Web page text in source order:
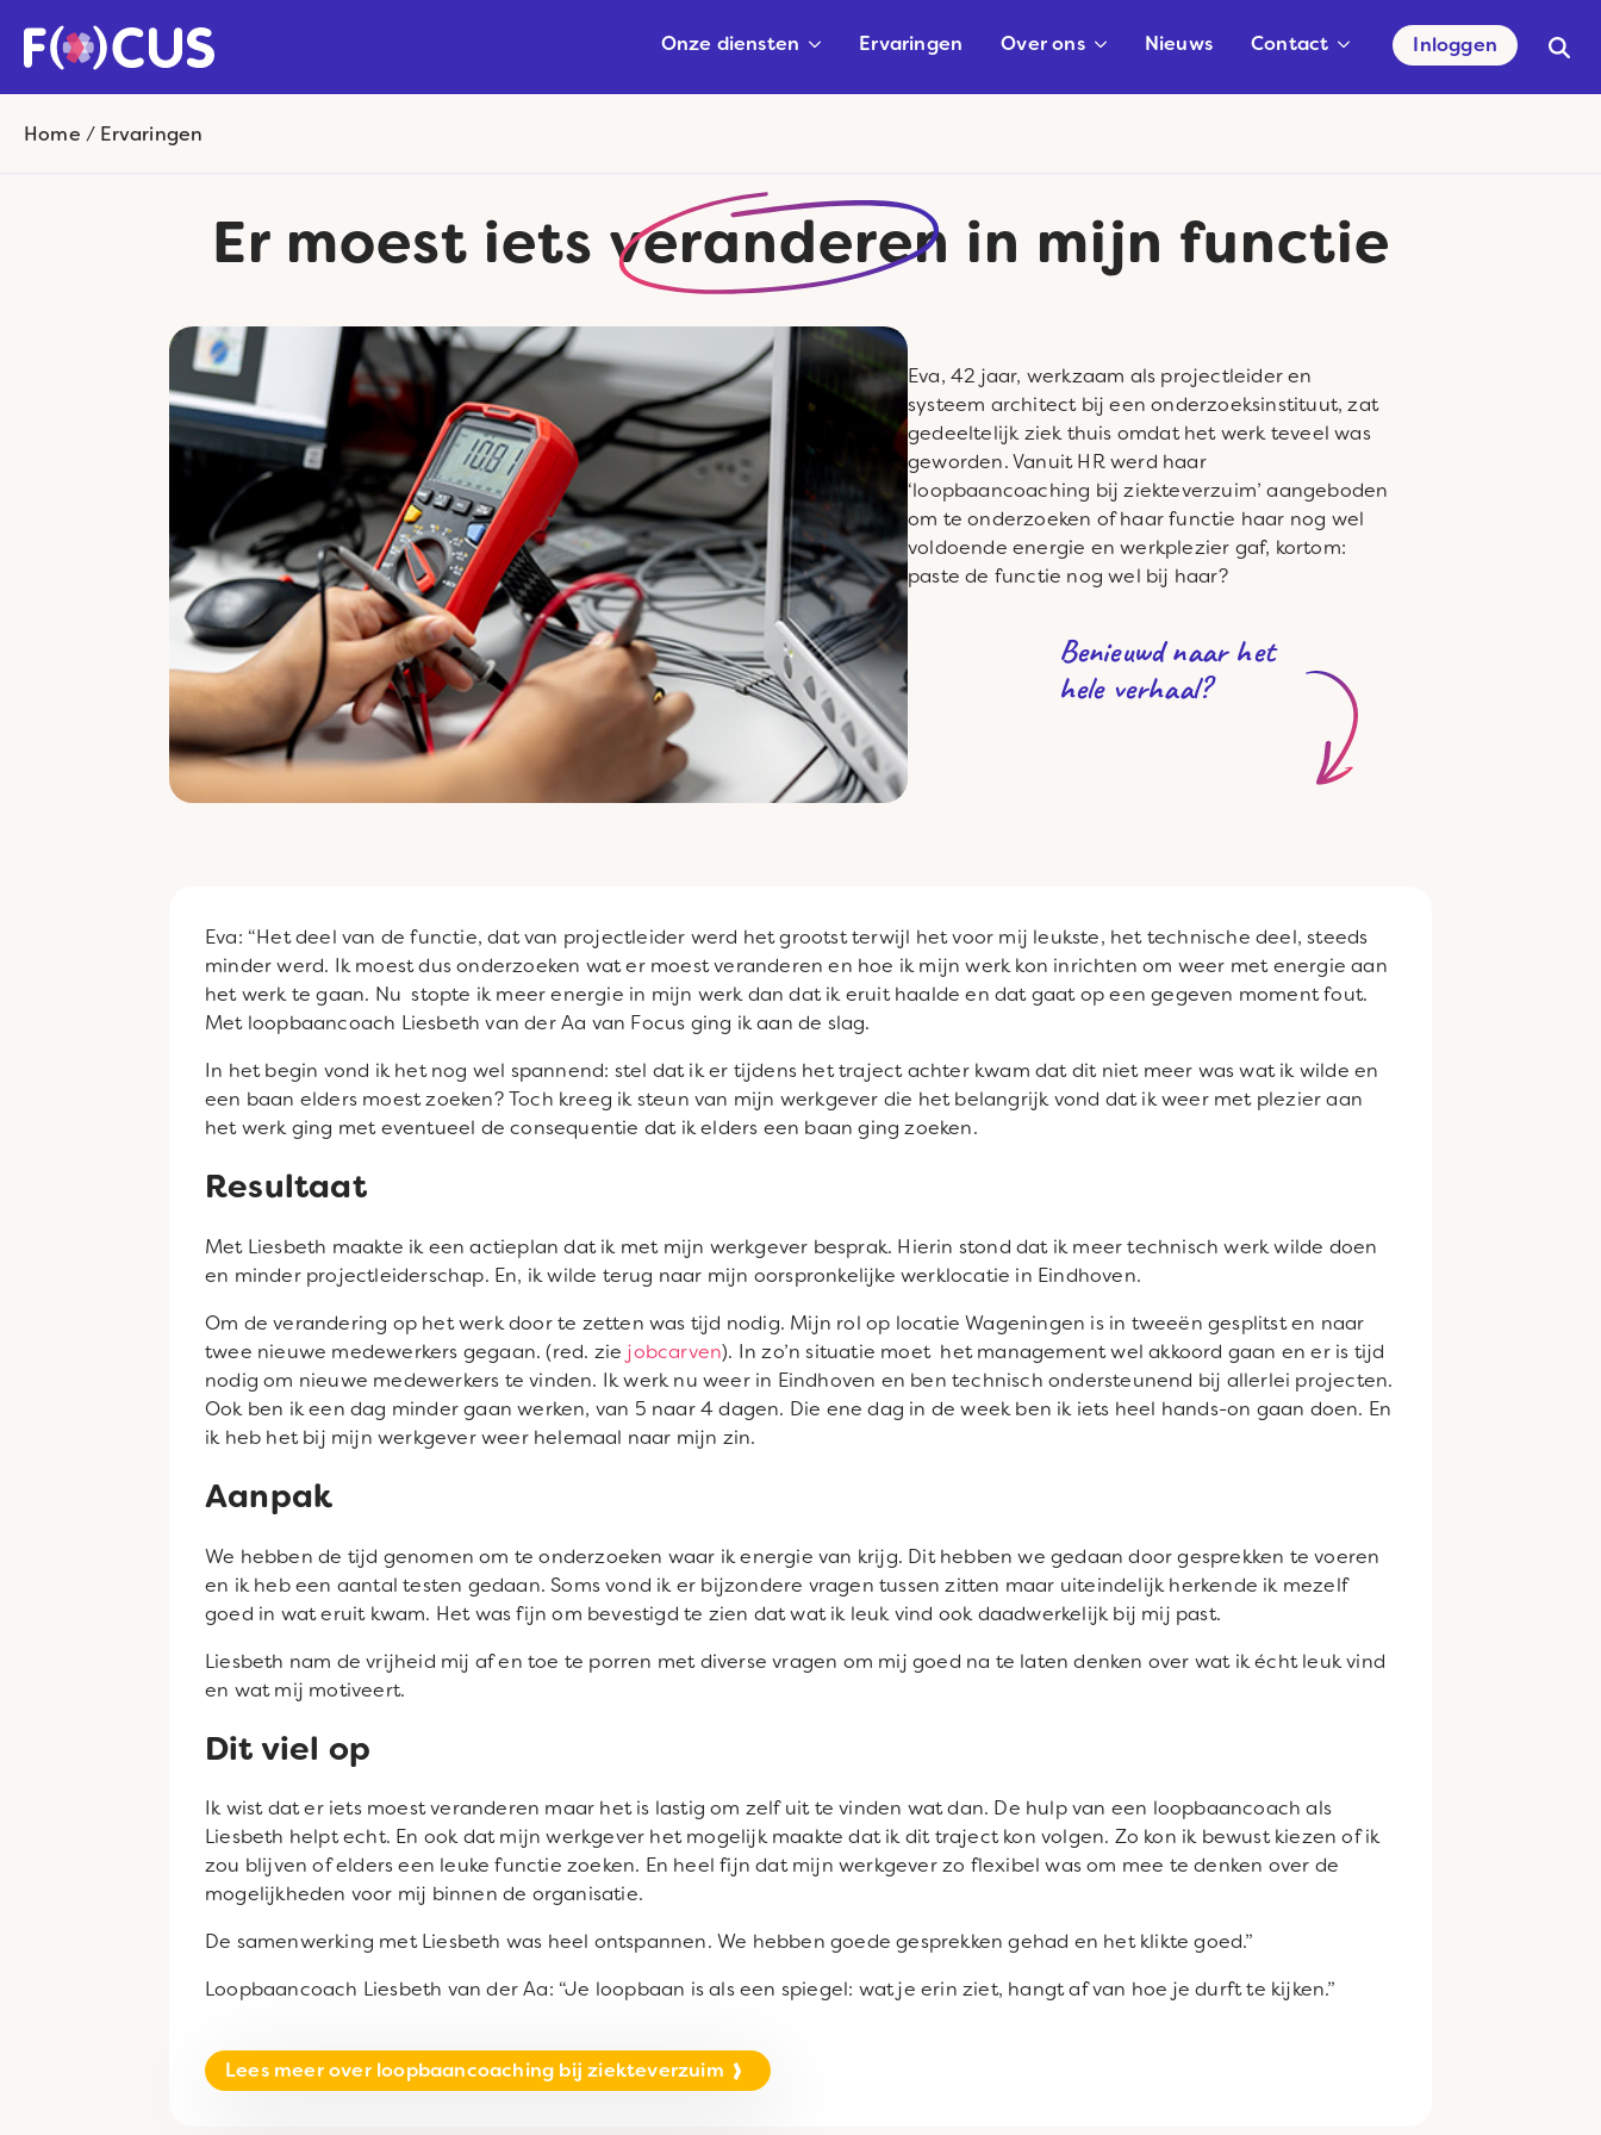
Onze diensten Ervaringen Over ons Nieuws Contact Inloggen
Home / Ervaringen
Er moest iets veranderen in mijn functie
Eva, 42 jaar, werkzaam als projectleider en
systeem architect bij een onderzoeksinstituut, zat
gedeeltelijk ziek thuis omdat het werk teveel was
geworden. Vanuit HR werd haar
‘loopbaancoaching bij ziekteverzuim’ aangeboden
om te onderzoeken of haar functie haar nog wel
voldoende energie en werkplezier gaf, kortom:
paste de functie nog wel bij haar?
Benieuwd naar het
hele verhaal?
Eva: “Het deel van de functie, dat van projectleider werd het grootst terwijl het voor mij leukste, het technische deel, steeds
minder werd. Ik moest dus onderzoeken wat er moest veranderen en hoe ik mijn werk kon inrichten om weer met energie aan
het werk te gaan. Nu stopte ik meer energie in mijn werk dan dat ik eruit haalde en dat gaat op een gegeven moment fout.
Met loopbaancoach Liesbeth van der Aa van Focus ging ik aan de slag.
In het begin vond ik het nog wel spannend: stel dat ik er tijdens het traject achter kwam dat dit niet meer was wat ik wilde en
een baan elders moest zoeken? Toch kreeg ik steun van mijn werkgever die het belangrijk vond dat ik weer met plezier aan
het werk ging met eventueel de consequentie dat ik elders een baan ging zoeken.
Resultaat
Met Liesbeth maakte ik een actieplan dat ik met mijn werkgever besprak. Hierin stond dat ik meer technisch werk wilde doen
en minder projectleiderschap. En, ik wilde terug naar mijn oorspronkelijke werklocatie in Eindhoven.
Om de verandering op het werk door te zetten was tijd nodig. Mijn rol op locatie Wageningen is in tweeën gesplitst en naar
twee nieuwe medewerkers gegaan. (red. zie jobcarven). In zo’n situatie moet het management wel akkoord gaan en er is tijd
nodig om nieuwe medewerkers te vinden. Ik werk nu weer in Eindhoven en ben technisch ondersteunend bij allerlei projecten.
Ook ben ik een dag minder gaan werken, van 5 naar 4 dagen. Die ene dag in de week ben ik iets heel hands-on gaan doen. En
ik heb het bij mijn werkgever weer helemaal naar mijn zin.
Aanpak
We hebben de tijd genomen om te onderzoeken waar ik energie van krijg. Dit hebben we gedaan door gesprekken te voeren
en ik heb een aantal testen gedaan. Soms vond ik er bijzondere vragen tussen zitten maar uiteindelijk herkende ik mezelf
goed in wat eruit kwam. Het was fijn om bevestigd te zien dat wat ik leuk vind ook daadwerkelijk bij mij past.
Liesbeth nam de vrijheid mij af en toe te porren met diverse vragen om mij goed na te laten denken over wat ik écht leuk vind
en wat mij motiveert.
Dit viel op
Ik wist dat er iets moest veranderen maar het is lastig om zelf uit te vinden wat dan. De hulp van een loopbaancoach als
Liesbeth helpt echt. En ook dat mijn werkgever het mogelijk maakte dat ik dit traject kon volgen. Zo kon ik bewust kiezen of ik
zou blijven of elders een leuke functie zoeken. En heel fijn dat mijn werkgever zo flexibel was om mee te denken over de
mogelijkheden voor mij binnen de organisatie.
De samenwerking met Liesbeth was heel ontspannen. We hebben goede gesprekken gehad en het klikte goed.”
Loopbaancoach Liesbeth van der Aa: “Je loopbaan is als een spiegel: wat je erin ziet, hangt af van hoe je durft te kijken.”
Lees meer over loopbaancoaching bij ziekteverzuim